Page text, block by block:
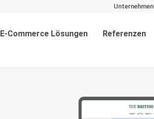
Unternehmen
E-Commerce Lösungen
Referenzen